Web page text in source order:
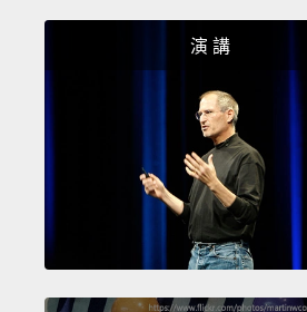
演 講